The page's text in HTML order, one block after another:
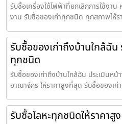
รับซื้อเครื่องใช้ไฟฟ้าที่ยกเลิกการใช้งา
งาน รับซื้อของเก่าทุกชนิด ทุกสภาพให้ร
รับซื้อของเก่าถึงบ้านใกล้ฉัน
ทุกชนิด
รับซื้อของเก่าถึงบ้านใกล้ฉัน ประเมินห
อาณาจักร ให้ราคาสูงที่สุด รับซื้อของเก่
รับซื้อโลหะทุกชนิดให้ราคาสูง